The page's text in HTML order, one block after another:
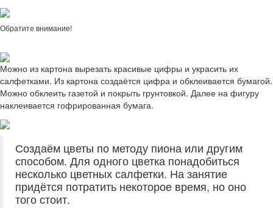
Обратите внимание!
Можно из картона вырезать красивые цифры и украсить их
салфетками. Из картона создаётся цифра и обклеивается бумагой.
Можно обклеить газетой и покрыть грунтовкой. Далее на фигуру
наклеивается гофрированная бумага.
Создаём цветы по методу пиона или другим
способом. Для одного цветка понадобиться
несколько цветных салфетки. На занятие
придётся потратить некоторое время, но оно
того стоит.